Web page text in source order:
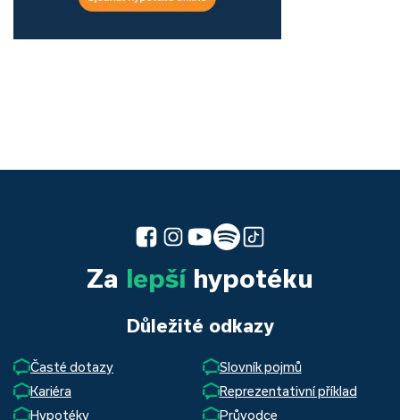
Za lepšíhypotéku
Důležité odkazy
Časté dotazy
Slovník pojmů
Kariéra
Reprezentativní příklad
Hypotéky
Průvodce